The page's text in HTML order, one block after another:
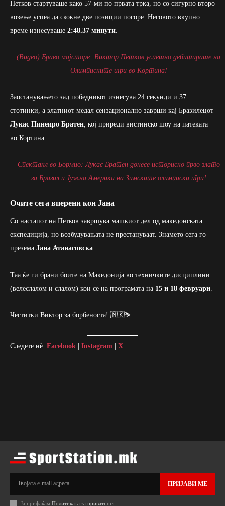
Петков стартуваше како 57-ми по првата трка, но со сигурно второ
возење успеа да скокне две позиции погоре. Неговото вкупно
време изнесуваше 2:48.37 минути
(Видео) Браво мајсторе: Виктор Петков успешно дебитираше на
Олимписките игри во Кортина!
Заостанувањето зад победникот изнесува 24 секунди и 37
стотинки, а златниот медал сензационално заврши кај Бразилецот
Лукас Пинеиро Братен , кој приреди вистинско шоу на патеката
во Кортина.
Спектакл во Бормио: Лукас Братен донесе историско прво злато
за Бразил и Јужна Америка на Зимските олимписки игри!
Очите сега вперени кон Јана
Со настапот на Петков завршува машкиот дел од македонската
експедиција, но возбудувањата не престануваат. Знамето сега го
презема Јана Атанасовска
Таа ќе ги брани боите на Македонија во техничките дисциплини
(велеслалом и слалом) кои се на програмата на 15 и 18 февруари
Честитки Виктор за борбеноста! 🇲🇰⛷️
Следете нè: Facebook Instagram X
ПРИЈАВИ МЕ
Ја прифаќам Политиката за приватност.